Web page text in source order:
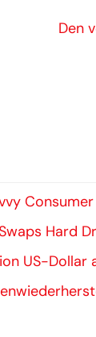
Den
Hard
US-